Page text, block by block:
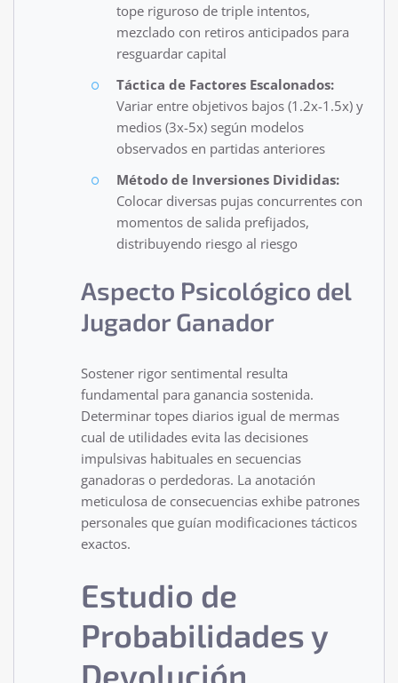
tope riguroso de triple intentos,
mezclado con retiros anticipados para
resguardar capital
Táctica de Factores Escalonados:
Variar entre objetivos bajos (1.2x-1.5x) y
medios (3x-5x) según modelos
observados en partidas anteriores
Método de Inversiones Divididas:
Colocar diversas pujas concurrentes con
momentos de salida prefijados,
distribuyendo riesgo al riesgo
Aspecto Psicológico del
Jugador Ganador
Sostener rigor sentimental resulta
fundamental para ganancia sostenida.
Determinar topes diarios igual de mermas
cual de utilidades evita las decisiones
impulsivas habituales en secuencias
ganadoras o perdedoras. La anotación
meticulosa de consecuencias exhibe patrones
personales que guían modificaciones tácticos
exactos.
Estudio de
Probabilidades y
Devolución